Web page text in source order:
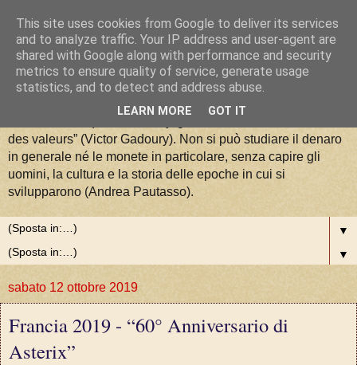
La Moneta tra Arte, Storia e
Valori
des valeurs” (Victor Gadoury). Non si può studiare il denaro
in generale né le monete in particolare, senza capire gli
uomini, la cultura e la storia delle epoche in cui si
svilupparono (Andrea Pautasso).
▼
▼
sabato 12 ottobre 2019
Francia 2019 - “60° Anniversario di
Asterix”
This site uses cookies from Google to deliver its services
and to analyze traffic. Your IP address and user-agent are
shared with Google along with performance and security
metrics to ensure quality of service, generate usage
statistics, and to detect and address abuse.
LEARN MORE GOT IT